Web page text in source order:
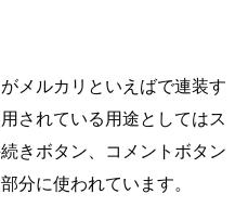
メルカリといえばで連装す
されている用途としてはス
きボタン、コメントボタン
分に使われています。